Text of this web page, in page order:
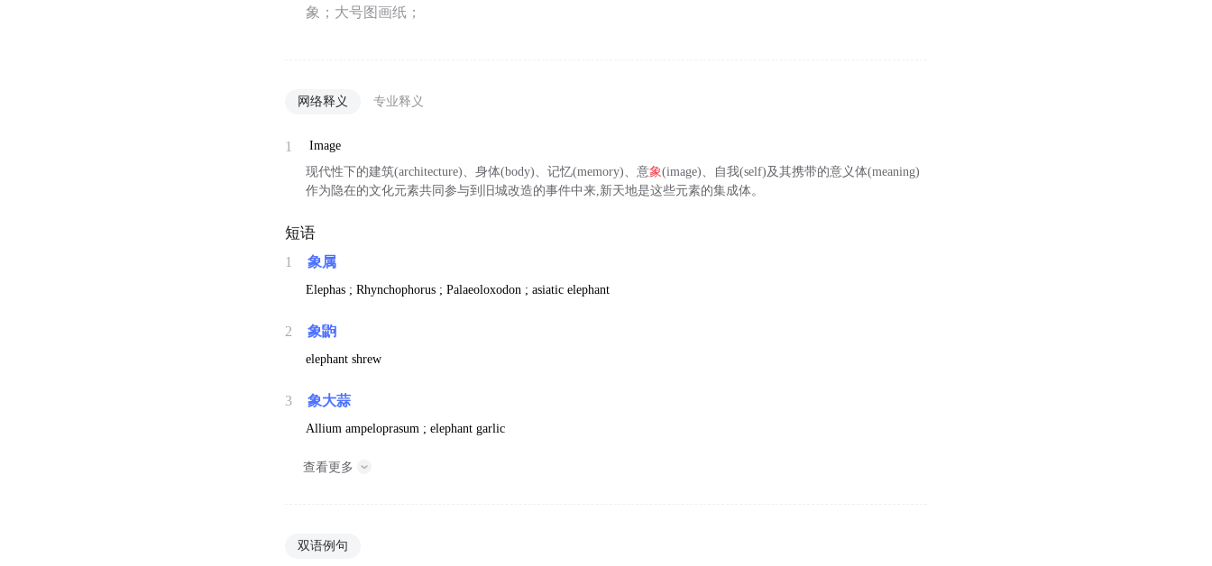
象；大号图画纸；
网络释义 专业释义
1
Image
现代性下的建筑(architecture)、身体(body)、记忆(memory)、意象(image)、自我(self)及其携带的意义体(meaning)
作为隐在的文化元素共同参与到旧城改造的事件中来,新天地是这些元素的集成体。
短语
1 象属
Elephas ; Rhynchophorus ; Palaeoloxodon ; asiatic elephant
2 象鼩
elephant shrew
3 象大蒜
Allium ampeloprasum ; elephant garlic
查看更多
双语例句